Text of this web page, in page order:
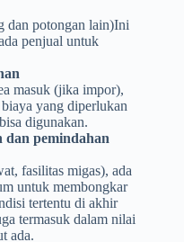
dan potongan lain)Ini
penjual untuk
masuk (jika impor),
yang diperlukan
digunakan.
dan pemindahan
fasilitas migas), ada
untuk membongkar
tertentu di akhir
termasuk dalam nilai
ada.